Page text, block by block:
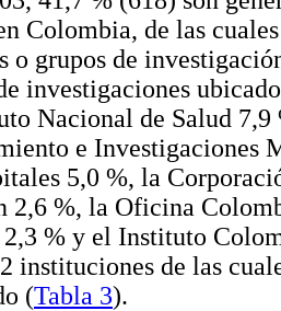
Colombia, de las
o grupos de
investigaciones
Nacional de Salud
e
5,0 %, la
2,6 %, la Oficina
% y el Instituto
instituciones de las
(Tabla 3).